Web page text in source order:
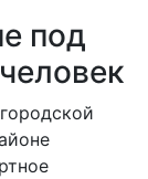
под